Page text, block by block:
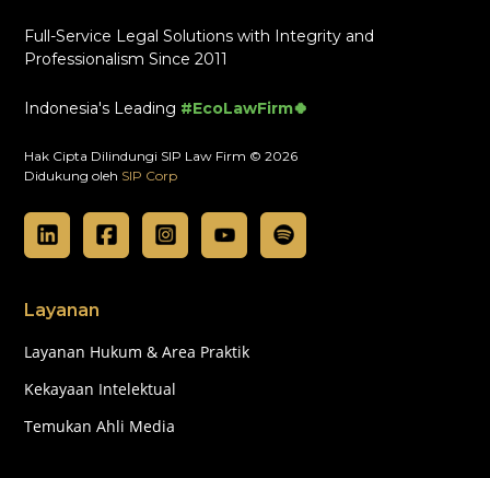
Full-Service Legal Solutions with Integrity and
Professionalism Since 2011
Indonesia's Leading #EcoLawFirm🍀
Hak Cipta Dilindungi SIP Law Firm © 2026
Didukung oleh SIP Corp
Layanan
Layanan Hukum & Area Praktik
Kekayaan Intelektual
Temukan Ahli Media